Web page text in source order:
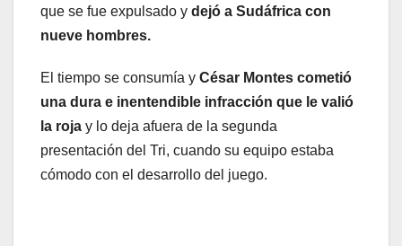
que se fue expulsado y dejó a Sudáfrica con
nueve hombres.
El tiempo se consumía y César Montes cometió
una dura e inentendible infracción que le valió
la roja y lo deja afuera de la segunda
presentación del Tri, cuando su equipo estaba
cómodo con el desarrollo del juego.